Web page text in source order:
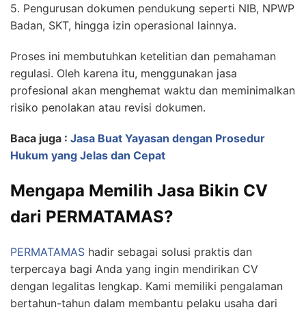
5. Pengurusan dokumen pendukung seperti NIB, NPWP
Badan, SKT, hingga izin operasional lainnya.
Proses ini membutuhkan ketelitian dan pemahaman
regulasi. Oleh karena itu, menggunakan jasa
profesional akan menghemat waktu dan meminimalkan
risiko penolakan atau revisi dokumen.
Baca juga : Jasa Buat Yayasan dengan Prosedur
Hukum yang Jelas dan Cepat
Mengapa Memilih Jasa Bikin CV
dari PERMATAMAS?
PERMATAMAS hadir sebagai solusi praktis dan
terpercaya bagi Anda yang ingin mendirikan CV
dengan legalitas lengkap. Kami memiliki pengalaman
bertahun-tahun dalam membantu pelaku usaha dari